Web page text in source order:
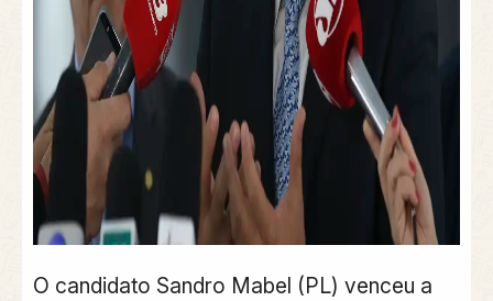
O candidato Sandro Mabel (PL) venceu a